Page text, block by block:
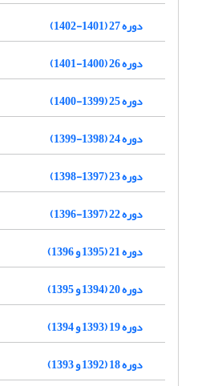
دوره 27 (1401-1402)
دوره 26 (1400-1401)
دوره 25 (1399-1400)
دوره 24 (1398-1399)
دوره 23 (1397-1398)
دوره 22 (1397-1396)
دوره 21 (1395 و 1396)
دوره 20 (1394 و 1395)
دوره 19 (1393 و 1394)
دوره 18 (1392 و 1393)